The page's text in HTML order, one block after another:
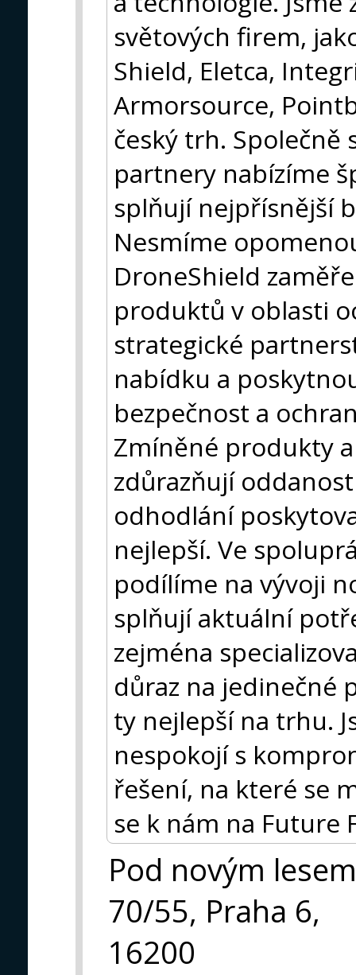
světových firem,
Shield, Eletca,
Armorsource,
český trh.
partnery nabízíme
splňují nejpřísnější
Nesmíme
DroneShield
produktů v oblasti
strategické
nabídku a
bezpečnost a
Zmíněné produkty
zdůrazňují
odhodlání
nejlepší. Ve
podílíme na vývoji
splňují aktuální
zejména
důraz na jedinečné
ty nejlepší na trhu.
nespokojí s
řešení, na které se
se k nám na Future
Pod novým lesem
70/55, Praha 6,
16200